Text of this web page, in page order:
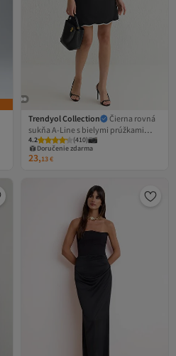
Trendyol Collection
Čierna rovná
sukňa A-Line s bielymi prúžkami
detailné mini tkané šaty
TWOSS25EL00270
4.2 (410)
Doručenie zdarma
23,13€